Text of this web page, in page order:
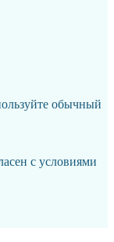
обычный
с условиями